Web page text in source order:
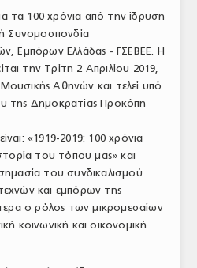
τα 100 χρόνια από την ίδρυση
Συνομοσπονδία
Εμπόρων Ελλάδας - ΓΣΕΒΕΕ. Η
την Τρίτη 2 Απριλίου 2019,
Αθηνών και τελεί υπό
της Δημοκρατίας Προκόπη
«1919-2019: 100 χρόνια
του τόπου μας» και
του συνδικαλισμού
και εμπόρων της
ο ρόλος των μικρομεσαίων
κοινωνική και οικονομική